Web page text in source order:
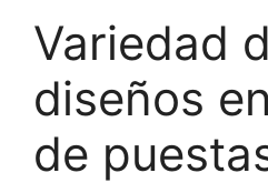
Variedad
diseños
de